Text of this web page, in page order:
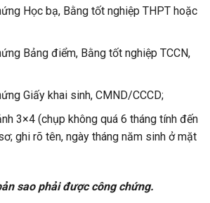
Học bạ, Bằng tốt nghiệp THPT hoặc
Bảng điểm, Bằng tốt nghiệp TCCN,
Giấy khai sinh, CMND/CCCD;
3×4 (chụp không quá 6 tháng tính đến
ghi rõ tên, ngày tháng năm sinh ở mặt
sao phải được công chứng.